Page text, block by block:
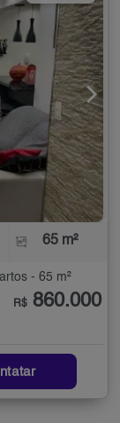
65 m²
- 65 m²
R$ 860.000